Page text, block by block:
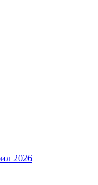
2026